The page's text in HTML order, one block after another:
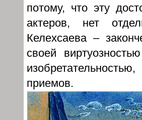
потому, что эту
актеров, нет
Келехсаева –
своей
приемов.